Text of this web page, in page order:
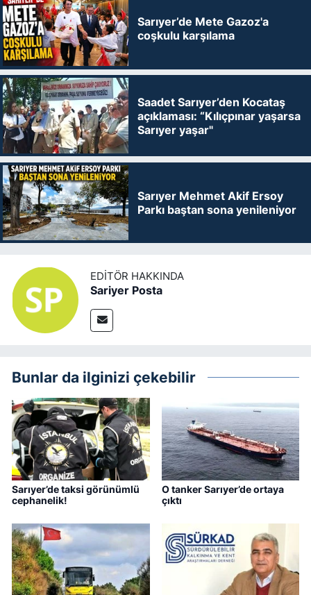
Sarıyer’de Mete Gazoz'a
coşkulu karşılama
Saadet Sarıyer’den Kocataş
açıklaması: “Kılıçpınar yaşarsa
Sarıyer yaşar"
Sarıyer Mehmet Akif Ersoy
Parkı baştan sona yenileniyor
EDITÖR HAKKINDA
Sariyer Posta
Bunlar da ilginizi çekebilir
Sarıyer’de taksi görünümlü
cephanelik!
O tanker Sarıyer’de ortaya
çıktı